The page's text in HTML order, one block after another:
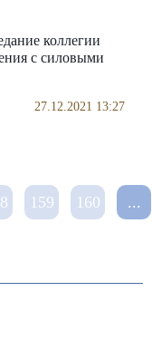
коллегии
с силовыми
27.12.2021 13:27
159 160 ...